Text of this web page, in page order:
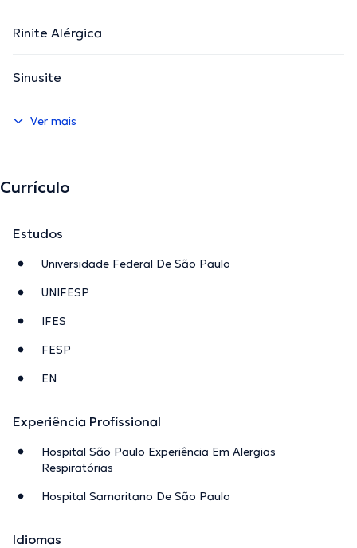
Rinite Alérgica
Sinusite
Ver mais
Currículo
Estudos
Universidade Federal De São Paulo
UNIFESP
IFES
FESP
EN
Experiência Profissional
Hospital São Paulo Experiência Em Alergias
Respiratórias
Hospital Samaritano De São Paulo
Idiomas